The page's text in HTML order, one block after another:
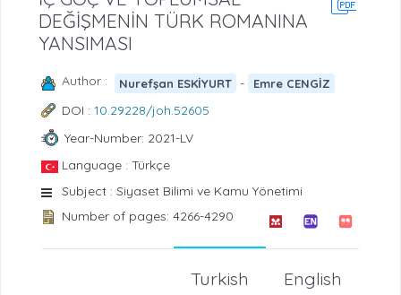
DEĞİŞMENİN TÜRK ROMANINA
YANSIMASI
Author : Nurefşan ESKİYURT - Emre CENGİZ
DOI : 10.29228/joh.52605
Year-Number: 2021-LV
Language : Türkçe
Subject : Siyaset Bilimi ve Kamu Yönetimi
Number of pages: 4266-4290
English
Turkish